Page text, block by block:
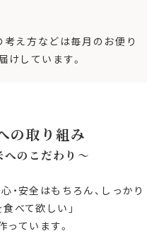
考え方などは毎月のお便り
けしています。
の取り組み
のこだわり〜
・安全はもちろん、しっかり
べて欲しい」
っています。